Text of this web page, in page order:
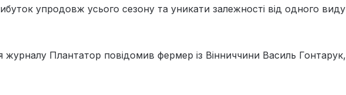
упродовж усього сезону та уникати залежності від одного виду
журналу Плантатор повідомив фермер із Вінниччини Василь Гонтарук,